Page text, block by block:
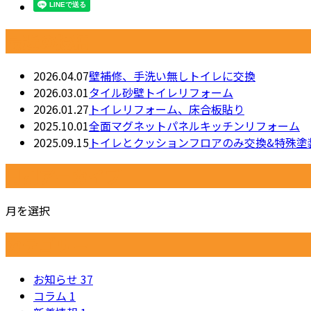
2026.04.07壁補修、手洗い無しトイレに交換
2026.03.01タイル砂壁トイレリフォーム
2026.01.27 トイレリフォーム、床合板貼り
2025.10.01全面マグネットパネルキッチンリフォーム
2025.09.15 トイレとクッションフロアのみ交換&特殊
月を選択
お知らせ 37
コラム 1